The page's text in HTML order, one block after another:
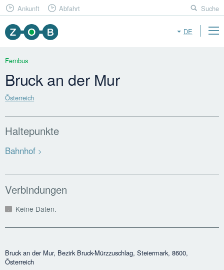
DE
Ankunft Abfahrt Suche
Fernbus
Bruck an der Mur
Österreich
Haltepunkte
Bahnhof
Verbindungen
Keine Daten.
Bruck an der Mur, Bezirk Bruck-Mürzzuschlag, Steiermark, 8600,
Österreich